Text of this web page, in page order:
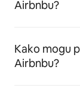
Airbnbu?
Kako mogu
Airbnbu?